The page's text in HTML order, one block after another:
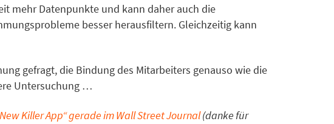
mehr Datenpunkte und kann daher auch die
besser herausfiltern. Gleichzeitig kann
gefragt, die Bindung des Mitarbeiters genauso wie die
Untersuchung …
Killer App“ gerade im Wall Street Journal(danke für